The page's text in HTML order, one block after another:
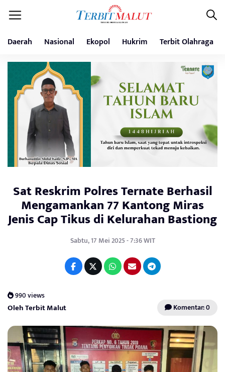
Daerah Nasional Ekopol Hukrim Terbit Olahraga
Sat Reskrim Polres Ternate Berhasil
Mengamankan 77 Kantong Miras
Jenis Cap Tikus di Kelurahan Bastiong
Sabtu, 17 Mei 2025 - 7:36 WIT
990 views
Oleh Terbit Malut Komentar: 0